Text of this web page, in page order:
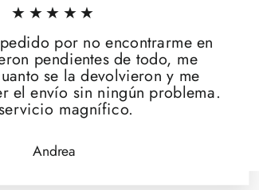
★★★★★
por no encontrarme en
pendientes de todo, me
se la devolvieron y me
el envío sin ningún problema.
magnífico.
Andrea